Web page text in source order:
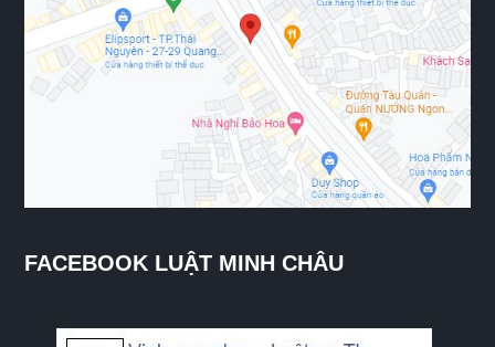
FACEBOOK LUẬT MINH CHÂU